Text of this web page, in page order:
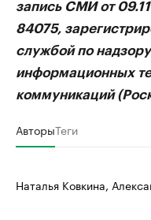
запись СМИ от
84075,
службой по
информационных
коммуникаций
АвторыТеги
Наталья Ковкина,